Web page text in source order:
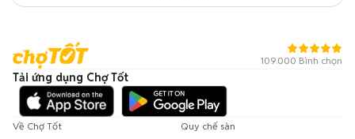
109.000 Bình chọn
Tải ứng dụng Chợ Tốt
Về Chợ Tốt Quy chế sàn